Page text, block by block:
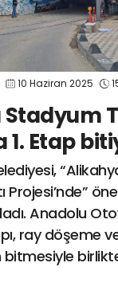
10 Haziran 2025
1. Etap
Projesi’nde”
Anadolu
ray döşeme
bitmesiyle
Web TV